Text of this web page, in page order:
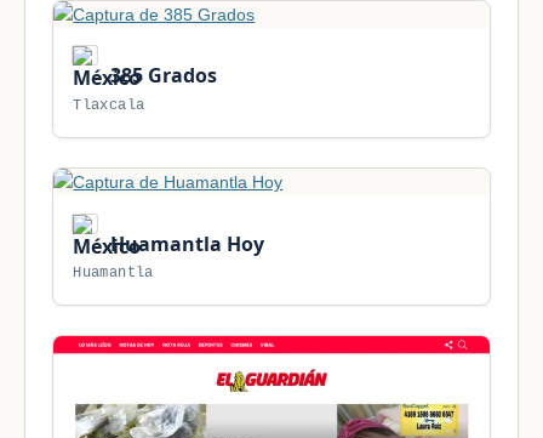
385 Grados
Tlaxcala
Huamantla Hoy
Huamantla